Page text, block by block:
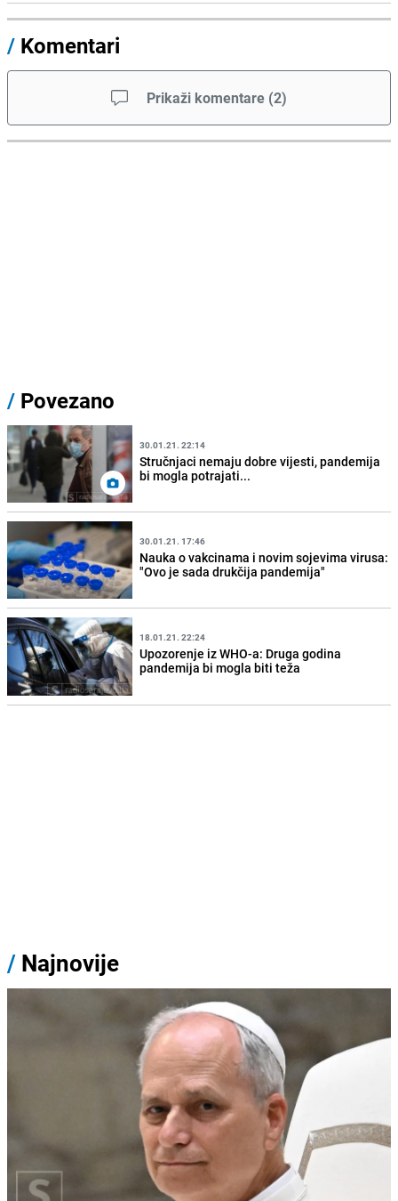
/ Komentari
Prikaži komentare (2)
/ Povezano
30.01.21. 22:14
Stručnjaci nemaju dobre vijesti, pandemija
bi mogla potrajati...
30.01.21. 17:46
Nauka o vakcinama i novim sojevima virusa:
"Ovo je sada drukčija pandemija"
18.01.21. 22:24
Upozorenje iz WHO-a: Druga godina
pandemija bi mogla biti teža
/ Najnovije